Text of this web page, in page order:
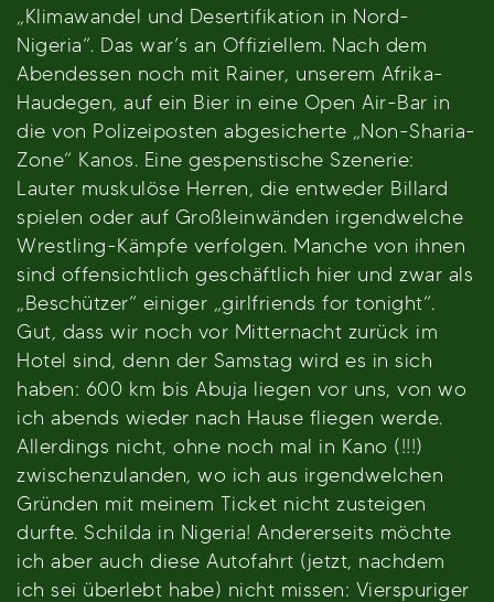
„Klimawandel und Desertifikation in Nord-
Nigeria“. Das war’s an Offiziellem. Nach dem
Abendessen noch mit Rainer, unserem Afrika-
Haudegen, auf ein Bier in eine Open Air-Bar in
die von Polizeiposten abgesicherte „Non-Sharia-
Zone“ Kanos. Eine gespenstische Szenerie:
Lauter muskulöse Herren, die entweder Billard
spielen oder auf Großleinwänden irgendwelche
Wrestling-Kämpfe verfolgen. Manche von ihnen
sind offensichtlich geschäftlich hier und zwar als
„Beschützer“ einiger „girlfriends for tonight“.
Gut, dass wir noch vor Mitternacht zurück im
Hotel sind, denn der Samstag wird es in sich
haben: 600 km bis Abuja liegen vor uns, von wo
ich abends wieder nach Hause fliegen werde.
Allerdings nicht, ohne noch mal in Kano (!!!)
zwischenzulanden, wo ich aus irgendwelchen
Gründen mit meinem Ticket nicht zusteigen
durfte. Schilda in Nigeria! Andererseits möchte
ich aber auch diese Autofahrt (jetzt, nachdem
ich sei überlebt habe) nicht missen: Vierspuriger